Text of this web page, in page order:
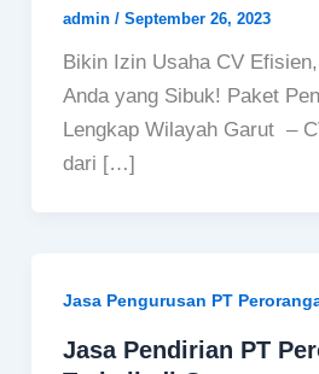
admin / September 26, 2023
Bikin Izin Usaha CV
Anda yang Sibuk! Paket
Lengkap Wilayah Garut –
dari […]
Jasa Pengurusan PT
Jasa Pendirian PT